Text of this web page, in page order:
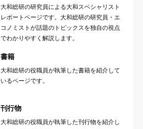
大和総研の研究員による大和スペシャリスト
レポートページです。大和総研の研究員・エ
コノミストが話題のトピックスを独自の視点
でわかりやすく解説します。
書籍
大和総研の役職員が執筆した書籍を紹介して
いるページです。
刊行物
大和総研の役職員が執筆した刊行物を紹介し